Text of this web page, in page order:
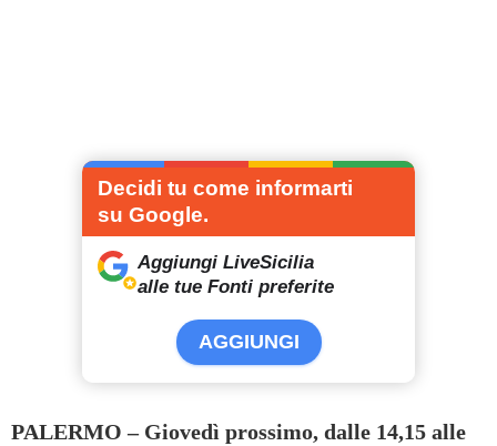
Decidi tu come informarti
su Google.
Aggiungi LiveSicilia
alle tue Fonti preferite
AGGIUNGI
PALERMO – Giovedì prossimo, dalle 14,15 alle